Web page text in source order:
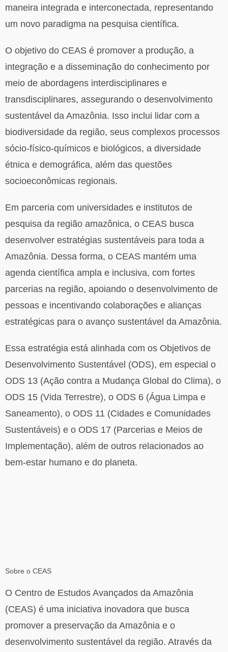
maneira integrada e interconectada, representando
um novo paradigma na pesquisa científica.
O objetivo do CEAS é promover a produção, a
integração e a disseminação do conhecimento por
meio de abordagens interdisciplinares e
transdisciplinares, assegurando o desenvolvimento
sustentável da Amazônia. Isso inclui lidar com a
biodiversidade da região, seus complexos processos
sócio-físico-químicos e biológicos, a diversidade
étnica e demográfica, além das questões
socioeconômicas regionais.
Em parceria com universidades e institutos de
pesquisa da região amazônica, o CEAS busca
desenvolver estratégias sustentáveis para toda a
Amazônia. Dessa forma, o CEAS mantém uma
agenda científica ampla e inclusiva, com fortes
parcerias na região, apoiando o desenvolvimento de
pessoas e incentivando colaborações e alianças
estratégicas para o avanço sustentável da Amazônia.
Essa estratégia está alinhada com os Objetivos de
Desenvolvimento Sustentável (ODS), em especial o
ODS 13 (Ação contra a Mudança Global do Clima), o
ODS 15 (Vida Terrestre), o ODS 6 (Água Limpa e
Saneamento), o ODS 11 (Cidades e Comunidades
Sustentáveis) e o ODS 17 (Parcerias e Meios de
Implementação), além de outros relacionados ao
bem-estar humano e do planeta.
Sobre o CEAS
O Centro de Estudos Avançados da Amazônia
(CEAS) é uma iniciativa inovadora que busca
promover a preservação da Amazônia e o
desenvolvimento sustentável da região. Através da